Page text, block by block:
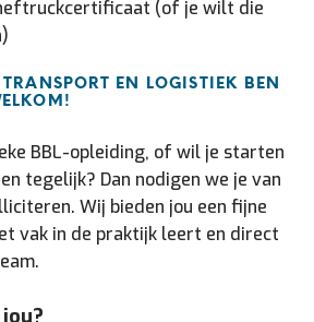
(of je wilt die
EN LOGISTIEK BEN
BBL-opleiding, of wil je starten
tegelijk? Dan nodigen we je van
Wij bieden jou een fijne
vak in de praktijk leert en direct